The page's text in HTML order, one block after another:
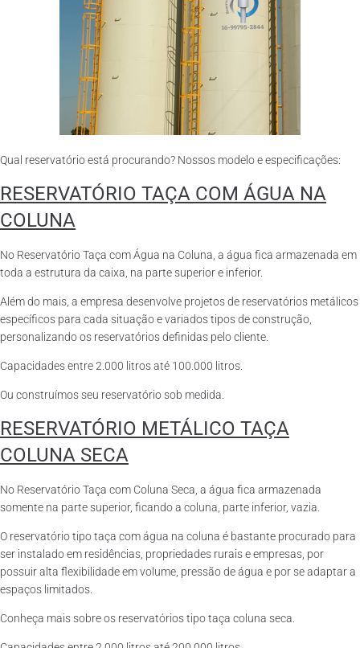
Qual reservatório está procurando? Nossos modelo e especificações:
RESERVATÓRIO TAÇA COM ÁGUA NA
COLUNA
No Reservatório Taça com Água na Coluna, a água fica armazenada em
toda a estrutura da caixa, na parte superior e inferior.
Além do mais, a empresa desenvolve projetos de reservatórios metálicos
específicos para cada situação e variados tipos de construção,
personalizando os reservatórios definidas pelo cliente.
Capacidades entre 2.000 litros até 100.000 litros.
Ou construímos seu reservatório sob medida.
RESERVATÓRIO METÁLICO TAÇA
COLUNA SECA
No Reservatório Taça com Coluna Seca, a água fica armazenada
somente na parte superior, ficando a coluna, parte inferior, vazia.
O reservatório tipo taça com água na coluna é bastante procurado para
ser instalado em residências, propriedades rurais e empresas, por
possuir alta flexibilidade em volume, pressão de água e por se adaptar a
espaços limitados.
Conheça mais sobre os reservatórios tipo taça coluna seca.